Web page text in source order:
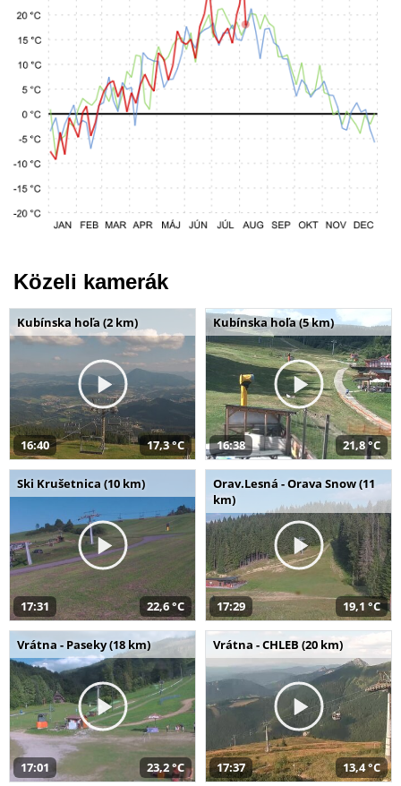
Közeli kamerák
Kubínska hoľa (2 km)
16:40 17,3 °C
Kubínska hoľa (5 km)
16:38 21,8 °C
Ski Krušetnica (10 km)
17:31 22,6 °C
Orav.Lesná - Orava Snow (11
km)
17:29 19,1 °C
Vrátna - Paseky (18 km)
17:01 23,2 °C
Vrátna - CHLEB (20 km)
17:37 13,4 °C